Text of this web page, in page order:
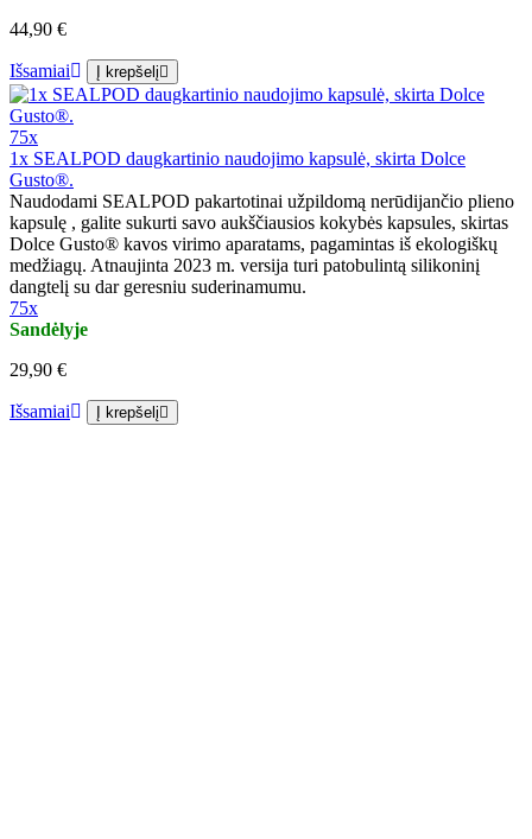
44,90 €
Išsamiai Į krepšelį
75x
1x SEALPOD daugkartinio naudojimo kapsulė, skirta Dolce
Gusto®.
Naudodami SEALPOD pakartotinai užpildomą nerūdijančio plieno
kapsulę , galite sukurti savo aukščiausios kokybės kapsules, skirtas
Dolce Gusto® kavos virimo aparatams, pagamintas iš ekologiškų
medžiagų. Atnaujinta 2023 m. versija turi patobulintą silikoninį
dangtelį su dar geresniu suderinamumu.
75x
Sandėlyje
29,90 €
Išsamiai Į krepšelį